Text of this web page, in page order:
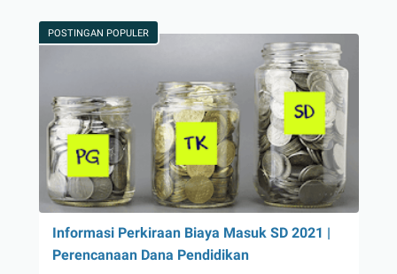
POSTINGAN POPULER
Informasi Perkiraan Biaya Masuk SD 2021 |
Perencanaan Dana Pendidikan